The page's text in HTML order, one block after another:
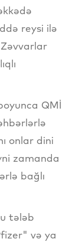
reysi ilə
QMİ
onlar dini
zamanda
bağlı
tələb
və ya